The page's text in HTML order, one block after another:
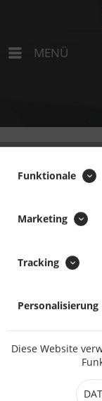
MENÜ
INFORMATIONEN
Funktionale
Marketing
Tracking
Personalisierung
Diese Website